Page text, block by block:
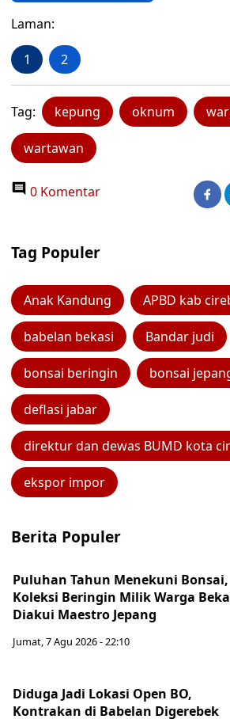
Laman:
1 2
Tag: kepung oknum
wartawan
0 Komentar
Tag Populer
Anak Kandung APBD kab
babelan bekasi Bandar judi
bonsai beringin bonsai
deflasi jabar
direktur dan dewas BUMD kota
ekspor impor
Berita Populer
Puluhan Tahun Menekuni Bonsai,
Koleksi Beringin Milik Warga
Diakui Maestro Jepang
Jumat, 7 Agu 2026 - 22:10
Diduga Jadi Lokasi Open BO,
Kontrakan di Babelan Digerebek